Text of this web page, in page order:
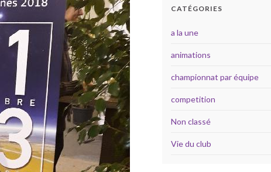
CATÉGORIES
a la une
animations
championnat par équipe
competition
Non classé
Vie du club